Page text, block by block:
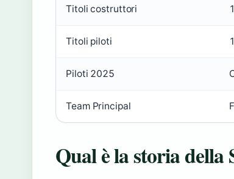
Titoli costruttori
Titoli piloti
Piloti 2025
Team Principal
Qual è la storia